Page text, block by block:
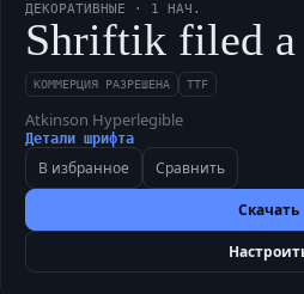
ДЕКОРАТИВНЫЕ · 1 НАЧ.
Shriftik filed a
КОММЕРЦИЯ РАЗРЕШЕНА TTF
Atkinson Hyperlegible
Детали шрифта
В избранное Сравнить
Скачать